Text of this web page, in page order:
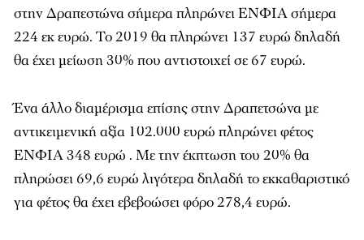
στην Δραπεστώνα σήμερα πληρώνει ΕΝΦΙΑ σήμερα
224 εκ ευρώ. Το 2019 θα πληρώνει 137 ευρώ δηλαδή
θα έχει μείωση 30% που αντιστοιχεί σε 67 ευρώ.
Ένα άλλο διαμέρισμα επίσης στην Δραπετσώνα με
αντικειμενική αξία 102.000 ευρώ πληρώνει φέτος
ΕΝΦΙΑ 348 ευρώ . Με την έκπτωση του 20% θα
πληρώσει 69,6 ευρώ λιγότερα δηλαδή το εκκαθαριστικό
για φέτος θα έχει εβεβοώσει φόρο 278,4 ευρώ.